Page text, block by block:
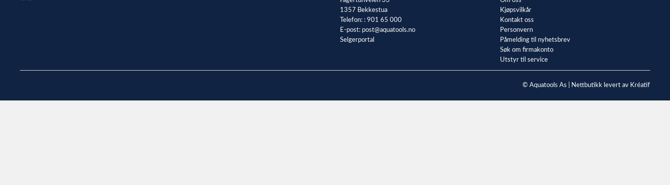
1357 Bekkestua
Telefon: : 901 65 000
E-post: post@aquatools.no
Selgerportal
Kjøpsvilkår
Kontakt oss
Personvern
Påmelding til nyhetsbrev
Søk om firmakonto
Utstyr til service
© Aquatools As | Nettbutikk levert av Kréatif